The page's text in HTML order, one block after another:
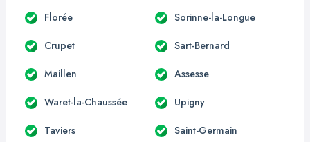
Florée Sorinne-la-Longue
Crupet Sart-Bernard
Maillen Assesse
Waret-la-Chaussée Upigny
Taviers Saint-Germain